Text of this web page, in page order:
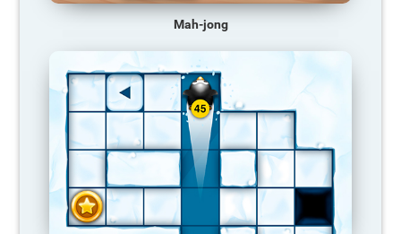
Mah-jong